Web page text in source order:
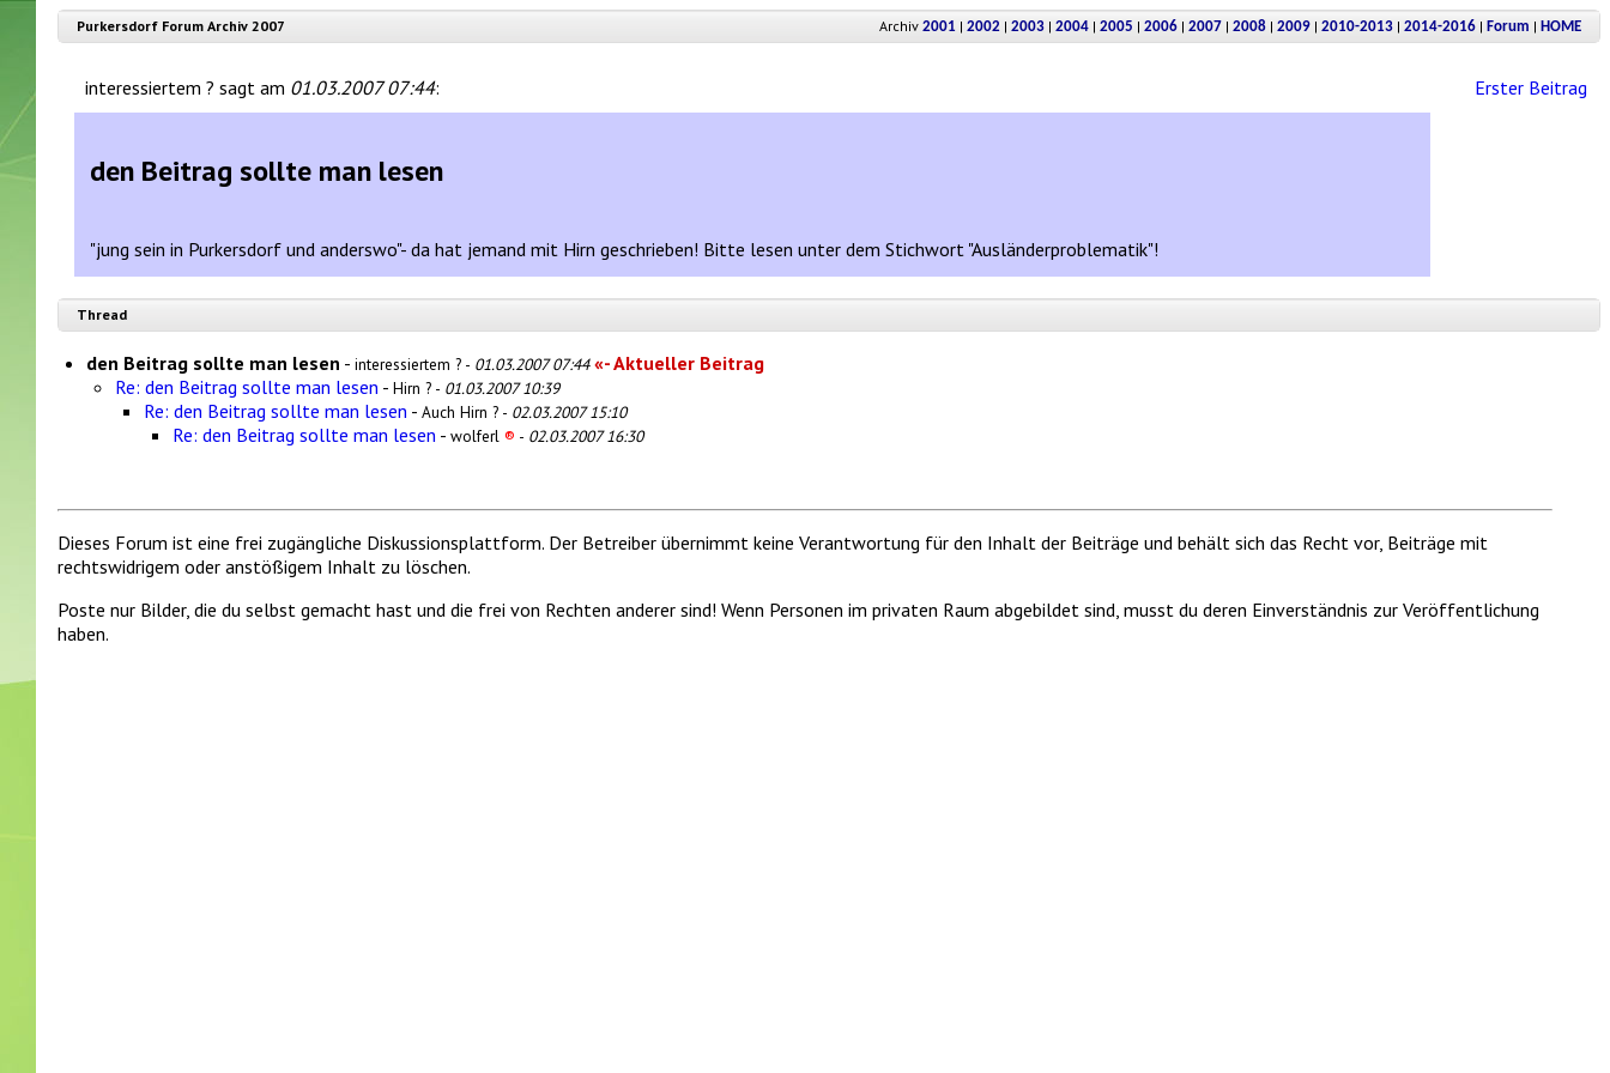
Purkersdorf Forum Archiv 2007 Archiv 2001 | 2002 | 2003 | 2004 | 2005 | 2006 | 2007 | 2008 | 2009 | 2010-2013 | 2014-2016 | Forum | HOME
interessiertem ? sagt am 01.03.2007 07:44: Erster Beitrag
den Beitrag sollte man lesen
"jung sein in Purkersdorf und anderswo"- da hat jemand mit Hirn geschrieben! Bitte lesen unter dem Stichwort "Ausländerproblematik"!
Thread
den Beitrag sollte man lesen - interessiertem ? - 01.03.2007 07:44«- Aktueller Beitrag
Re: den Beitrag sollte man lesen - Hirn ? - 01.03.2007 10:39
Re: den Beitrag sollte man lesen - Auch Hirn ? - 02.03.2007 15:10
Re: den Beitrag sollte man lesen - wolferl ® - 02.03.2007 16:30
Dieses Forum ist eine frei zugängliche Diskussionsplattform. Der Betreiber übernimmt keine Verantwortung für den Inhalt der Beiträge und behält sich das Recht vor, Beiträge mit
rechtswidrigem oder anstößigem Inhalt zu löschen.
Poste nur Bilder, die du selbst gemacht hast und die frei von Rechten anderer sind! Wenn Personen im privaten Raum abgebildet sind, musst du deren Einverständnis zur Veröffentlichung
haben.